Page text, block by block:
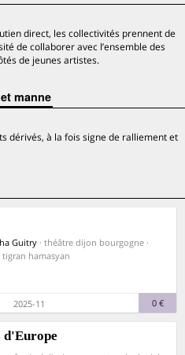
direct, les collectivités prennent de
de collaborer avec l’ensemble des
de jeunes artistes.
manne
dérivés, à la fois signe de ralliement et
Guitry · théâtre dijon bourgogne ·
hamasyan
2025-11 0 €
d'Europe